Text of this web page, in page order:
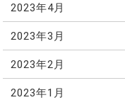
2023年4月
2023年3月
2023年2月
2023年1月